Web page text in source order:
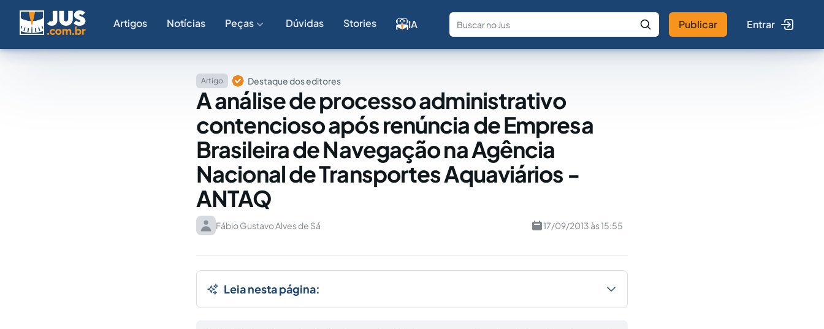
Artigos Notícias Peças Dúvidas Stories IA
Fale com a IA Buscar no Jus
Publicar Entrar
Artigo Destaque dos editores
A análise de processo administrativo
contencioso após renúncia de Empresa
Brasileira de Navegação na Agência
Nacional de Transportes Aquaviários -
ANTAQ
Fábio Gustavo Alves de Sá 17/09/2013 às 15:55
Leia nesta página: